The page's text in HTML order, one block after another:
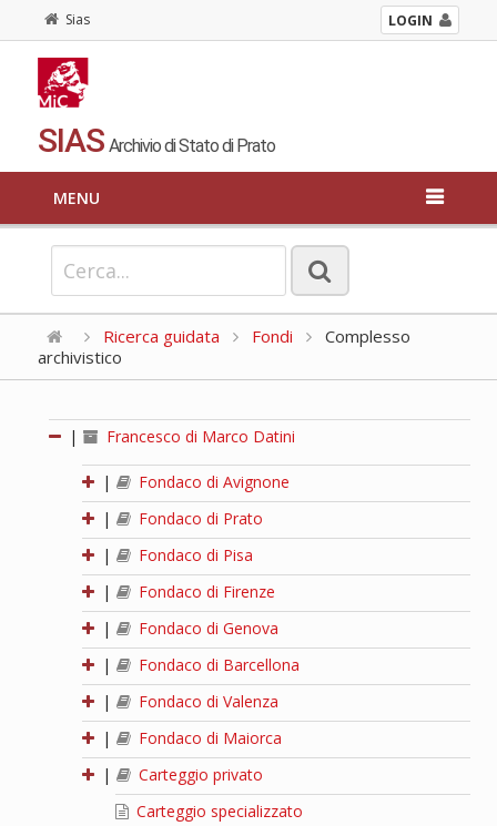
Sias LOGIN
SIAS Archivio di Stato di Prato
MENU
Ricerca guidata Fondi
Complesso
archivistico
| Francesco di Marco Datini
|
Fondaco di Avignone
|
Fondaco di Prato
|
Fondaco di Pisa
|
Fondaco di Firenze
|
Fondaco di Genova
|
Fondaco di Barcellona
|
Fondaco di Valenza
|
Fondaco di Maiorca
|
Carteggio privato
Carteggio specializzato